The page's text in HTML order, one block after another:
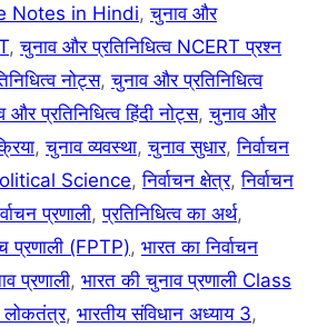
Notes in Hindi,चुनाव और
,चुनाव और प्रतिनिधित्व NCERT प्रश्न
नोट्स,चुनाव और प्रतिनिधित्व
और प्रतिनिधित्व हिंदी नोट्स,चुनाव और
,चुनाव व्यवस्था,चुनाव सुधार,निर्वाचन
Science,निर्वाचन क्षेत्र,निर्वाचन
प्रणाली,प्रतिनिधित्व का अर्थ,
(FPTP), भारत का निर्वाचन
प्रणाली, भारत की चुनाव प्रणाली Class
लोकतंत्र, भारतीय संविधान अध्याय 3,